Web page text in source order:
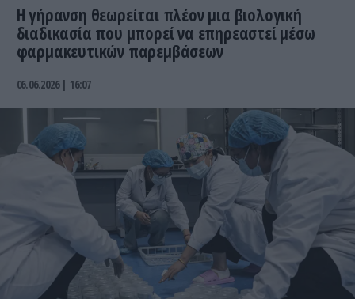
Η γήρανση θεωρείται πλέον μια βιολογική
διαδικασία που μπορεί να επηρεαστεί μέσω
φαρμακευτικών παρεμβάσεων
06.06.2026 | 16:07